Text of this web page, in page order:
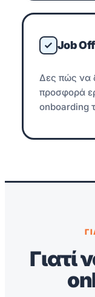
Job
Δες πώς να
προσφορά
onboarding
Γιατί